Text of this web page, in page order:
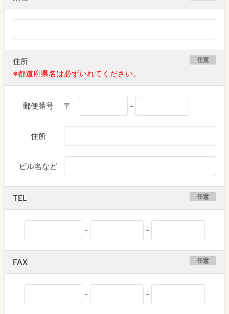
住所 任意
※都道府県名は必ずいれてください。
郵便番号 〒 -
住所
ビル名など
TEL 任意
- -
FAX 任意
- -